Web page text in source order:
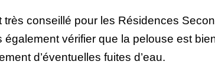
très conseillé pour les Résidences
vérifier que la pelouse est
d’éventuelles fuites d’eau.